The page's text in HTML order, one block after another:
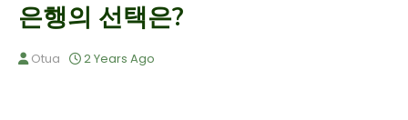
은행의 선택은?
Otua 2 Years Ago